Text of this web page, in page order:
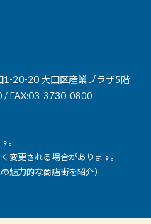
1-20-20 大田区産業プラザ5階
/ FAX:03-3730-0800
。
変更される場合があります。
魅力的な商店街を紹介）